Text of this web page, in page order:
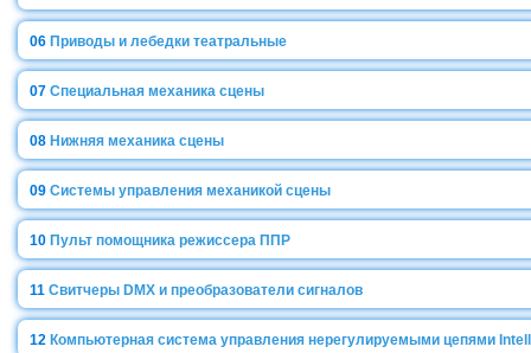
06 Приводы и лебедки театральные
07 Специальная механика сцены
08 Нижняя механика сцены
09 Системы управления механикой сцены
10 Пульт помощника режиссера ППР
11 Свитчеры DMX и преобразователи сигналов
12 Компьютерная система управления нерегулируемыми цепями